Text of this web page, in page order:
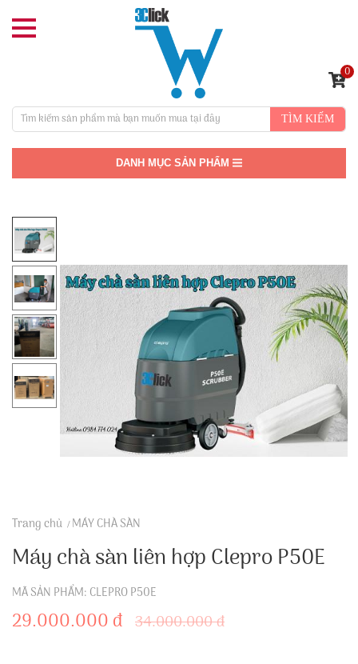
TÌM KIẾM
0
DANH MỤC SẢN PHẨM
Trang chủ MÁY CHÀ SÀN
Máy chà sàn liên hợp Clepro P50E
MÃ SẢN PHẨM: CLEPRO P50E
29.000.000 đ 34.000.000 đ